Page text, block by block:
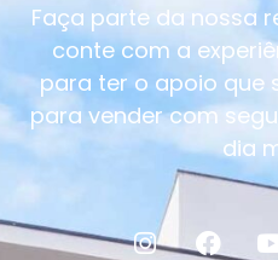
Faça parte da nossa
conte com a
para ter o apoio que
para vender com
dia